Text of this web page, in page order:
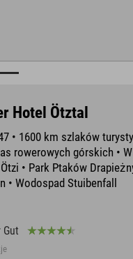
Hotel Ötztal
• 1600 km szlaków
rowerowych górskich •
• Park Ptaków
• Wodospad Stuibenfall
Gut